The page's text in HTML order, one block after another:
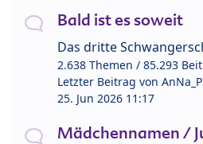
Bald ist es soweit
Das dritte
2.638 Themen / 85.293
Letzter Beitrag von AnNa_P
25. Jun 2026 11:17
Mädchennamen /